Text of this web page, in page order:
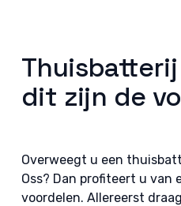
dit zijn de
Overweegt u een
Oss? Dan profiteert u van
voordelen. Allereerst